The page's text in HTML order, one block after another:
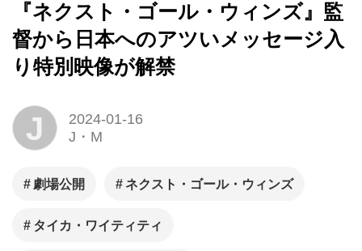
『ネクスト・ゴール・ウィンズ』監
督から日本へのアツいメッセージ入
り特別映像が解禁
J
2024-01-16
J・M
劇場公開 ネクスト・ゴール・ウィンズ
タイカ・ワイティティ